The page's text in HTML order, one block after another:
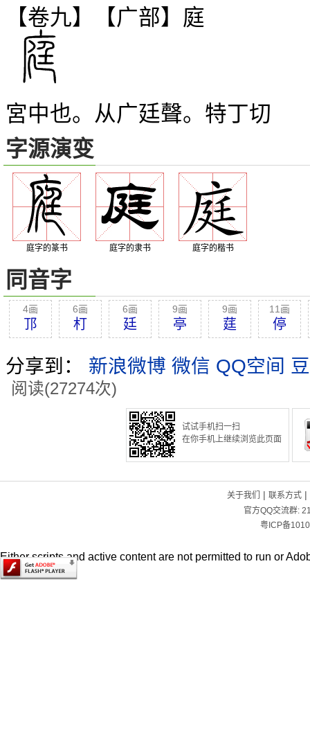
【卷九】【广部】 庭
宮中也。从广廷聲。特丁切
字源演变
庭字的篆书 庭字的隶书 庭字的楷书
同音字
4画
邒
6画
朾
6画
廷
9画
亭
9画
莛
11画
停
分享到： 新浪微博 微信 QQ空间
阅读(27274次)
试试手机扫一扫
在你手机上继续浏览此页面
关于我们 | 联系方式|
官方QQ交流群:
粤ICP备
Either scripts and active content are not permitted to run or